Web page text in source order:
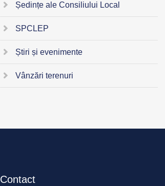
Ședințe ale Consiliului Local
SPCLEP
Știri și evenimente
Vânzări terenuri
Contact